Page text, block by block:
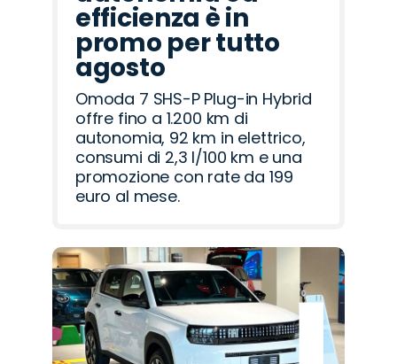
efficienza è in
promo per tutto
agosto
Omoda 7 SHS-P Plug-in Hybrid
offre fino a 1.200 km di
autonomia, 92 km in elettrico,
consumi di 2,3 l/100 km e una
promozione con rate da 199
euro al mese.